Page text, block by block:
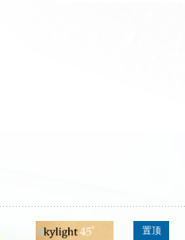
置顶